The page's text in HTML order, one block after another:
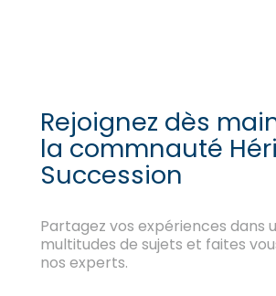
Rejoignez dès
la commnauté
Succession
Partagez vos expériences dans
multitudes de sujets et faites
nos experts.